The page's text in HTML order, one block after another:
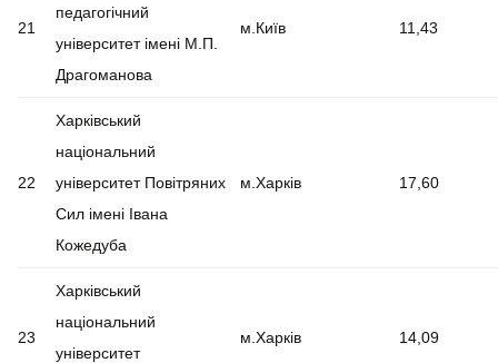
21
педагогічний
університет імені М.П.
Драгоманова
м.Київ 11,43
22
Харківський
національний
університет Повітряних
Сил імені Івана
Кожедуба
м.Харків 17,60
23
Харківський
національний
університет
м.Харків 14,09